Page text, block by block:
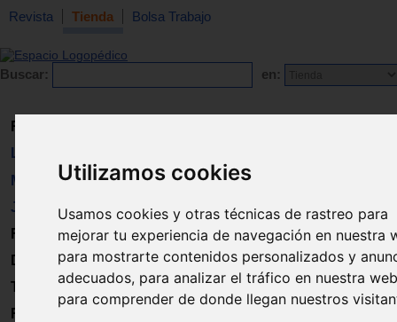
Utilizamos cookies
Usamos cookies y otras técnicas de rastreo para
mejorar tu experiencia de navegación en nuestra
para mostrarte contenidos personalizados y
adecuados, para analizar el tráfico en nuestra
para comprender de donde llegan nuestros
Revista Tienda Bolsa Trabajo
Buscar: en:
Revista
Libros
Material
Juguetes
Formación
Directorio
Trabajo
Registro